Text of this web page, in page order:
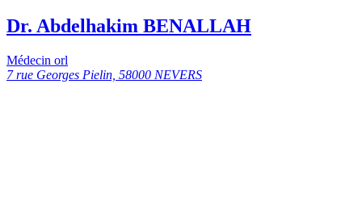
Dr. Abdelhakim BENALLAH
Médecin orl
7 rue Georges Pielin, 58000 NEVERS